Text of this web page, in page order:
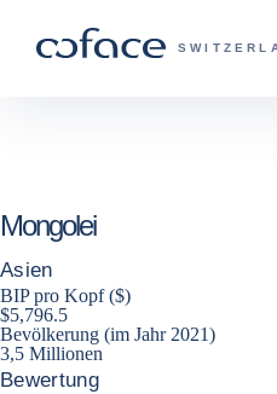
COFACE
Zurück zur Startseite
Mongolei
Asien
BIP pro Kopf ($)
$5,796.5
Bevölkerung (im Jahr 2021)
3,5 Millionen
Bewertung